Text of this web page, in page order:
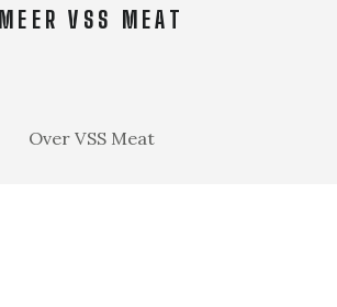
MEER VSS MEAT
Over VSS Meat